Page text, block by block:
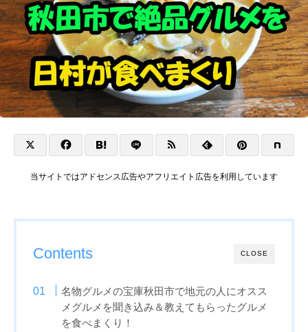
当サイトではアドセンス広告やアフリエイト広告を利用しています
CLOSE
Contents
名物グルメの宝庫秋田市で地元の人にオスス
メグルメを聞き込み＆教えてもらったグルメ
を食べまくり！